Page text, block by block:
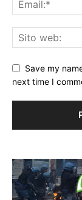
Save my
next time I